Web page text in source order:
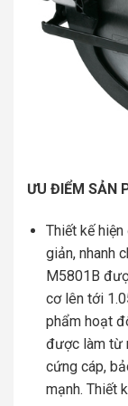
ƯU ĐIỂM SẢN
Thiết kế
giản, nhanh
M5801B
cơ lên tới
phẩm hoạt
được làm từ
cứng cáp,
mạnh. Thiết